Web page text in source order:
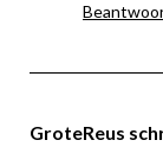
GroteReus